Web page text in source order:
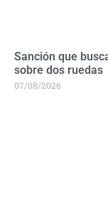
Sanción que
sobre dos ruedas
07/08/2026